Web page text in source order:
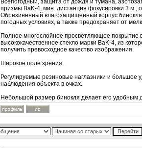
Всепогодный, защита от дождя и тумана,
призмы BaK-4, мин. дистанция фокусировки 3 м.,
Обрезиненный влагозащищенный корпус
погодных условиях, а также предохраняет от
Полное многослойное просветляющее покрытие
высококачественное стекло марки BaK-4, из
получить превосходное качество изображения.
Широкое поле зрения.
Регулируемые резиновые наглазники и большое
наблюдения объекта в очках.
Небольшой размер бинокля делает его удобным